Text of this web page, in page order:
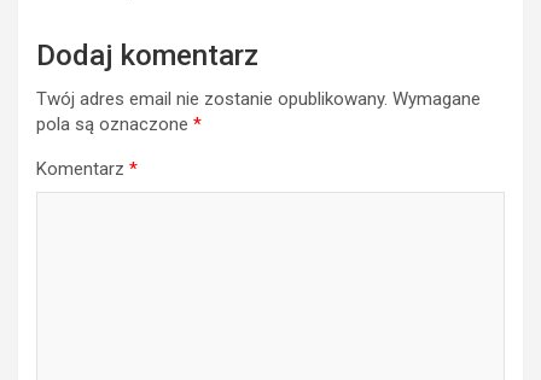
Dodaj komentarz
Twój adres email nie zostanie opublikowany. Wymagane
pola są oznaczone *
Komentarz *